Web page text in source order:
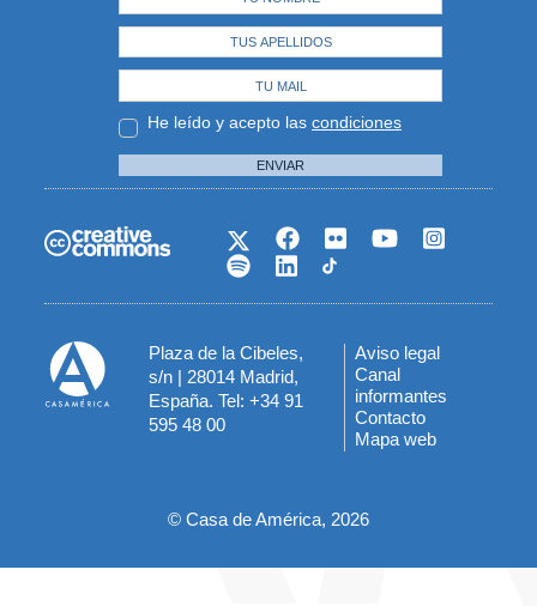
He leído y acepto las condiciones
ENVIAR
Plaza de la Cibeles,
s/n | 28014 Madrid,
España. Tel: +34 91
595 48 00
Menú
del
pie
Aviso legal
Canal
informantes
Contacto
Mapa web
© Casa de América, 2026